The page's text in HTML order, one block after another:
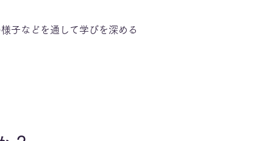
子などを通して学びを深める